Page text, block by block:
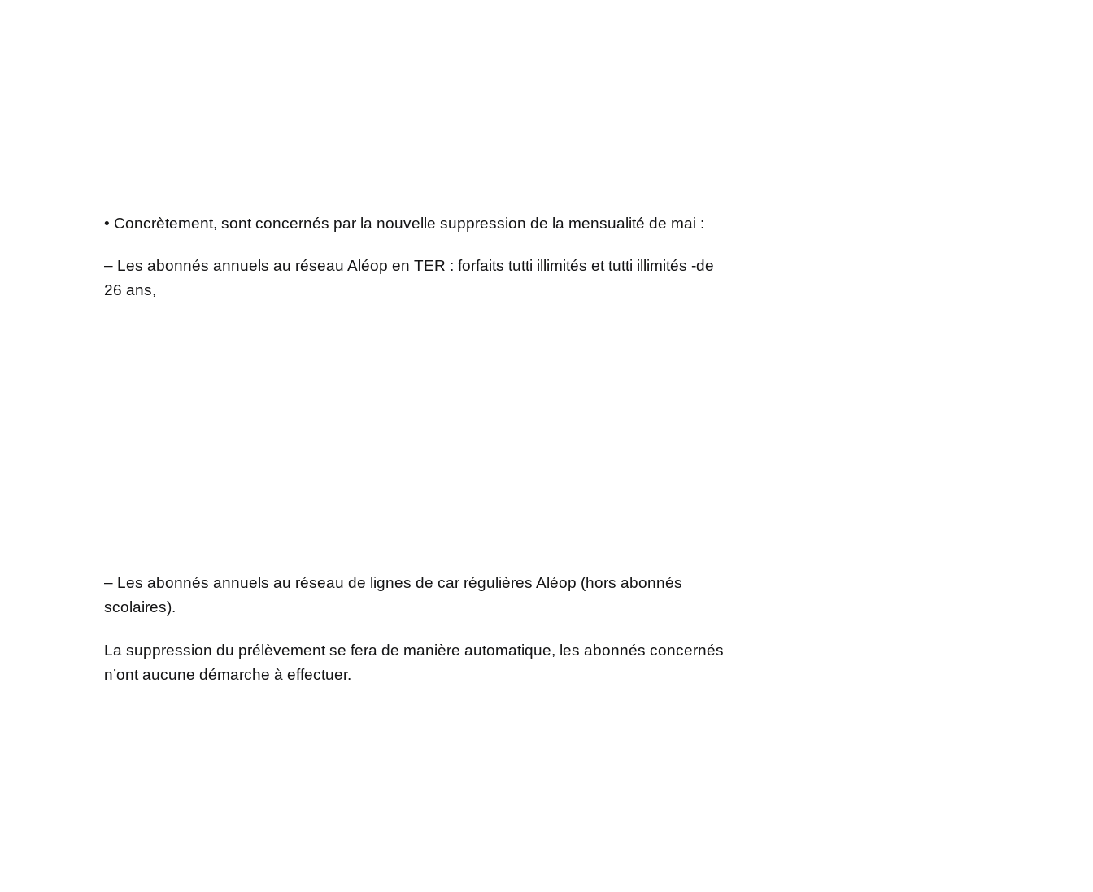
• Concrètement, sont concernés par la nouvelle suppression de la mensualité de mai :
– Les abonnés annuels au réseau Aléop en TER : forfaits tutti illimités et tutti illimités -de
26 ans,
– Les abonnés annuels au réseau de lignes de car régulières Aléop (hors abonnés
scolaires).
La suppression du prélèvement se fera de manière automatique, les abonnés concernés
n’ont aucune démarche à effectuer.